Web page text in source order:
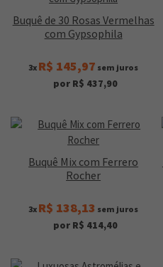
Buquê de 30 Rosas Vermelhas
com Gypsophila
3x R$ 145,97 sem juros
por R$ 437,90
Buquê Mix com Ferrero
Rocher
3x R$ 138,13 sem juros
por R$ 414,40